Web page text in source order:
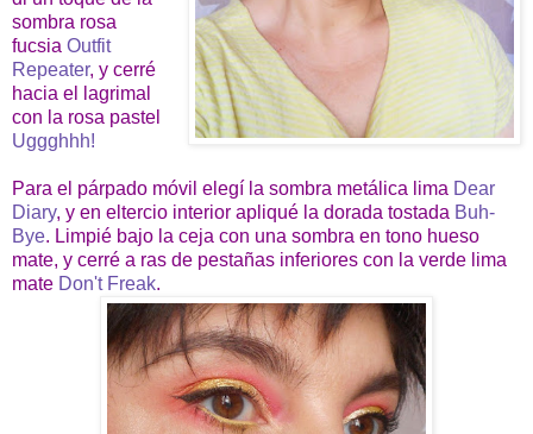
sombra rosa
fucsia Outfit
Repeater, y cerré
hacia el lagrimal
con la rosa pastel
Uggghhh!
Para el párpado móvil elegí la sombra metálica lima Dear
Diary, y en eltercio interior apliqué la dorada tostada Buh-
Bye. Limpié bajo la ceja con una sombra en tono hueso
mate, y cerré a ras de pestañas inferiores con la verde lima
mate Don't Freak.